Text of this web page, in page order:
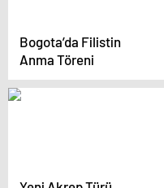
Bogota’da Filistin
Anma Töreni